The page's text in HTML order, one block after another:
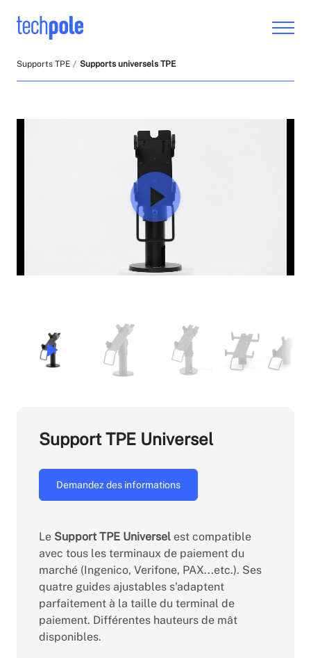
Supports TPE Supports universels TPE
Support TPE Universel
Demandez des informations
Le Support TPE Universel est compatible
avec tous les terminaux de paiement du
marché (Ingenico, Verifone, PAX...etc.). Ses
quatre guides ajustables s'adaptent
parfaitement à la taille du terminal de
paiement. Différentes hauteurs de mât
disponibles.